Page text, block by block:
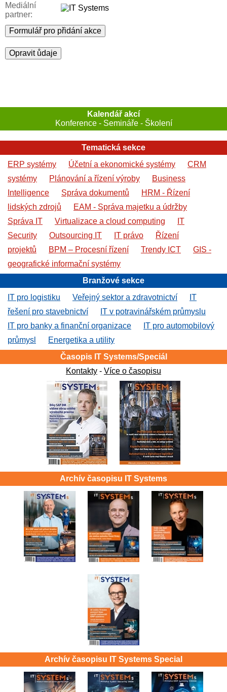
Mediální
partner:
Formulář pro přidání akce
Opravit ůdaje
Kalendář akcí
Konference - Semináře - Školení
Tematická sekce
ERP systémy
Účetní a ekonomické systémy
CRM
systémy
Plánování a řízení výroby
Business
Intelligence
Správa dokumentů
HRM - Řízení
lidských zdrojů
EAM - Správa majetku a údržby
Správa IT
Virtualizace a cloud computing
IT
Security
Outsourcing IT IT právo
Řízení
projektů
BPM – Procesní řízení Trendy ICT
GIS -
geografické informační systémy
Branžové sekce
IT pro logistiku
Veřejný sektor a zdravotnictví
IT
řešení pro stavebnictví
IT v potravinářském průmyslu
IT pro banky a finanční organizace
IT pro automobilový
průmysl
Energetika a utility
Časopis IT Systems/Speciál
Kontakty - Více o časopisu
Archív časopisu IT Systems
Archív časopisu IT Systems Special